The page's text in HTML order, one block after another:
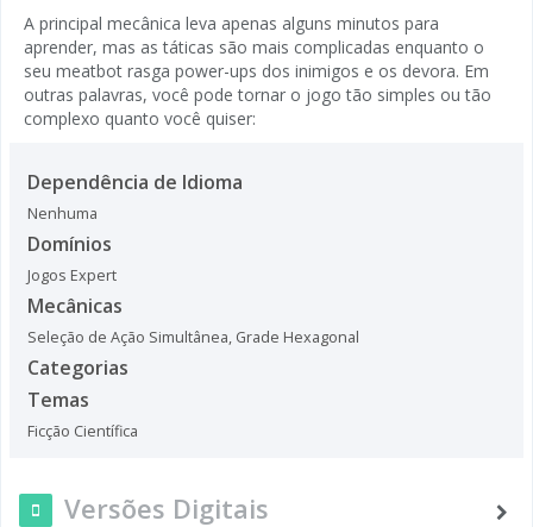
A principal mecânica leva apenas alguns minutos para
aprender, mas as táticas são mais complicadas enquanto o
seu meatbot rasga power-ups dos inimigos e os devora. Em
outras palavras, você pode tornar o jogo tão simples ou tão
complexo quanto você quiser:
Dependência de Idioma
Nenhuma
Domínios
Jogos Expert
Mecânicas
Seleção de Ação Simultânea, Grade Hexagonal
Categorias
Temas
Ficção Científica
Versões Digitais